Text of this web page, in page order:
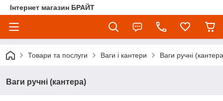
Інтернет магазин БРАЙТ
Товари та послуги Ваги і кантери Ваги ручні
Ваги ручні (кантера)